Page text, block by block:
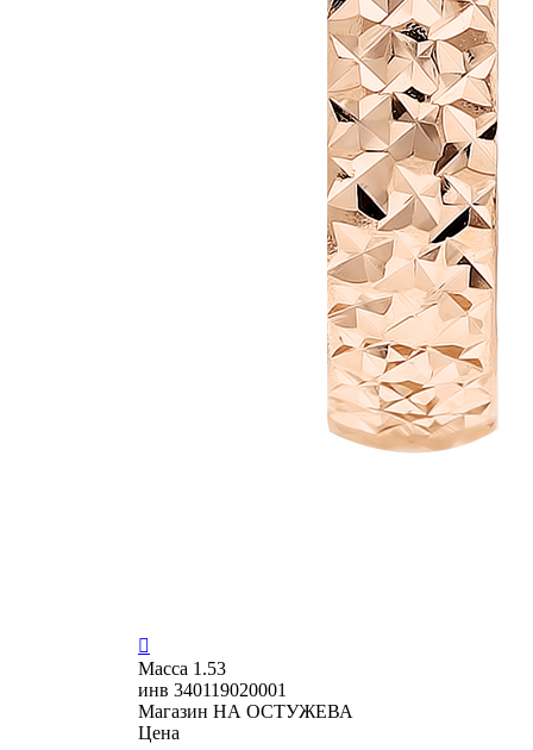

Масса 1.53
инв 340119020001
Магазин НА ОСТУЖЕВА
Цена